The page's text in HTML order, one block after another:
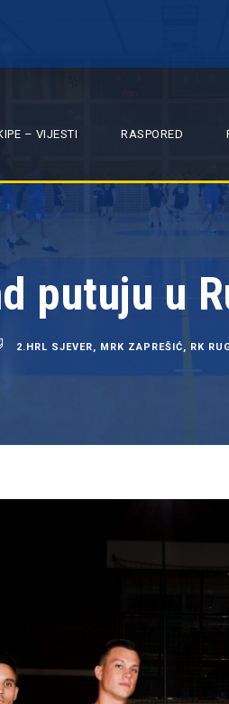
– VIJESTI RASPORED
putuju u
2.HRL SJEVER, MRK ZAPREŠIĆ, RK